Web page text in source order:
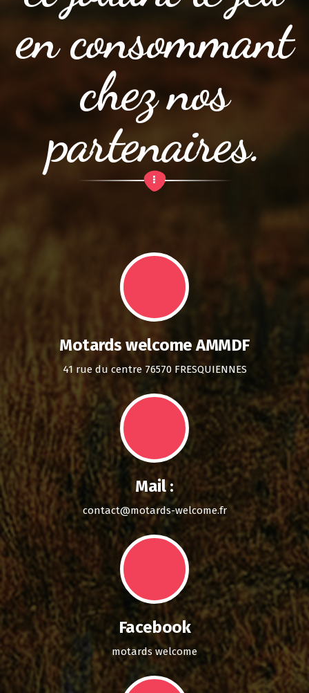
en consommant
chez nos
partenaires.
Motards welcome AMMDF
41 rue du centre 76570 FRESQUIENNES
Mail :
contact@motards-welcome.fr
Facebook
motards welcome